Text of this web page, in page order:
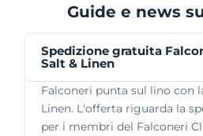
Guide e news
Spedizione gratuita
Salt & Linen
Falconeri punta sul lino con
Linen. L'offerta riguarda la
per i membri del Falconeri